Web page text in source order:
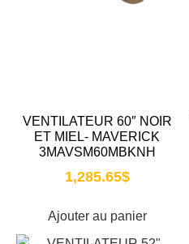
VENTILATEUR 60″ NOIR
ET MIEL- MAVERICK
3MAVSM60MBKNH
1,285.65$
Ajouter au panier